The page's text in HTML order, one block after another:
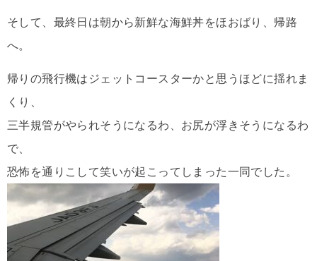
そして、最終日は朝から新鮮な海鮮丼をほおばり、帰路
へ。
帰りの飛行機はジェットコースターかと思うほどに揺れま
くり、
三半規管がやられそうになるわ、お尻が浮きそうになるわ
で、
恐怖を通りこして笑いが起こってしまった一同でした。